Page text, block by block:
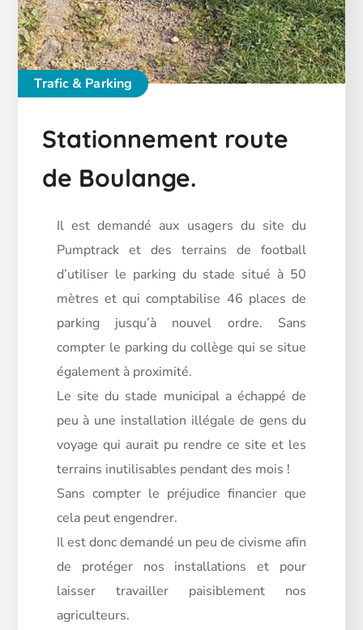
Trafic & Parking
Stationnement route
de Boulange.
Il est demandé aux usagers du site du
Pumptrack et des terrains de football
d’utiliser le parking du stade situé à 50
mètres et qui comptabilise 46 places de
parking jusqu’à nouvel ordre. Sans
compter le parking du collège qui se situe
également à proximité.
Le site du stade municipal a échappé de
peu à une installation illégale de gens du
voyage qui aurait pu rendre ce site et les
terrains inutilisables pendant des mois !
Sans compter le préjudice financier que
cela peut engendrer.
Il est donc demandé un peu de civisme afin
de protéger nos installations et pour
laisser travailler paisiblement nos
agriculteurs.